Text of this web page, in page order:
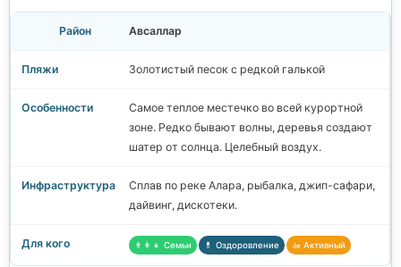
Авсаллар
Золотистый песок с редкой галькой
Самое теплое местечко во всей курортной
зоне. Редко бывают волны, деревья создают
шатер от солнца. Целебный воздух.
Сплав по реке Алара, рыбалка, джип-сафари,
дайвинг, дискотеки.
👨‍👩‍👧 Семьи 💊 Оздоровление 🚤 Активный